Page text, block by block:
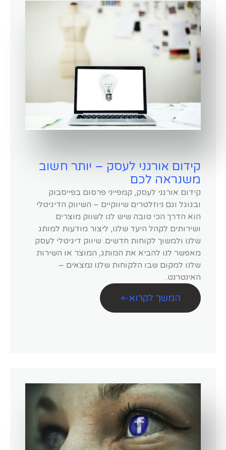
קידום אורגני לעסק – יותר חשוב
משנראה לכם
קידום אורגני לעסק, קמפייני פרסום בפייסבוק
ובגוגל וגם ניוזלטרים שיווקיים – השיווק הדיגיטלי
הוא הדרך הכי טובה שיש לנו לשווק מוצרים
ושירותים לקהל היעד שלנו, ליצור מודעות למותג
שלנו ולמשוך לקוחות חדשים. שיווק דיגיטלי לעסק
מאפשר לנו להביא את המותג, המוצר או השירות
שלנו למקום שבו הלקוחות שלנו נמצאים –
האינטרנט.
המשך לקרוא